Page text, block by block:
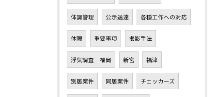
体調管理 公示送達 各種工作への対応
休暇 重要事項 撮影手法
浮気調査 福岡 新宮 福津
別居案件 同居案件 チェッカーズ